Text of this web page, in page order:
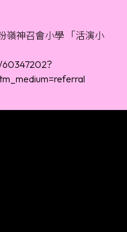
嶺神召會小學 「活演小
60347202?